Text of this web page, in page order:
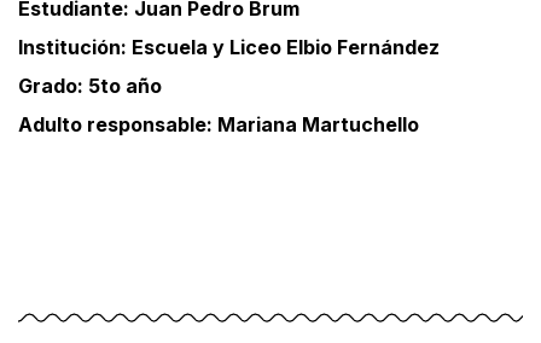
Estudiante: Juan Pedro Brum
Institución: Escuela y Liceo Elbio Fernández
Grado: 5to año
Adulto responsable: Mariana Martuchello